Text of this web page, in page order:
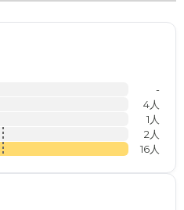
-
4人
1人
2人
16人